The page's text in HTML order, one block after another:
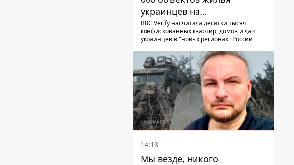
украинцев на
оккупированных
территориях -
BBC Verify насчитала десятки тысяч
конфискованных квартир, домов и дач
украинцев в "новых регионах" России
14:18
Мы везде, никого